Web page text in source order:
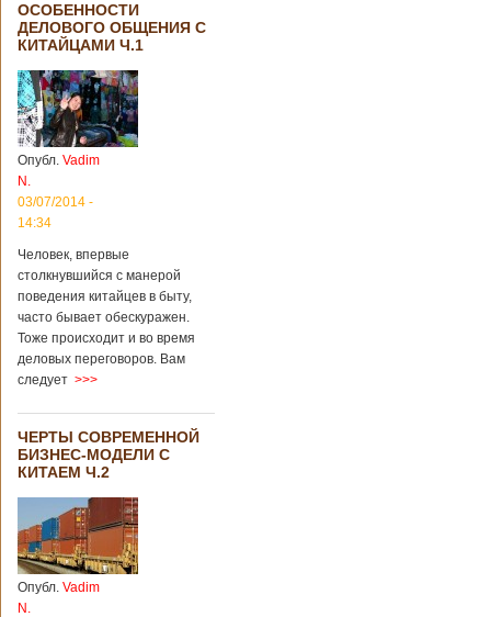
ОСОБЕННОСТИ
ДЕЛОВОГО ОБЩЕНИЯ С
КИТАЙЦАМИ Ч.1
Опубл. Vadim
N.
03/07/2014 -
14:34
Человек, впервые
столкнувшийся с манерой
поведения китайцев в быту,
часто бывает обескуражен.
Тоже происходит и во время
деловых переговоров. Вам
следует >>>
ЧЕРТЫ СОВРЕМЕННОЙ
БИЗНЕС-МОДЕЛИ С
КИТАЕМ Ч.2
Опубл. Vadim
N.